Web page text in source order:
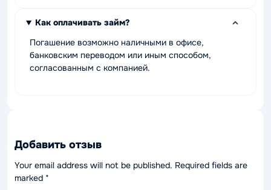
Как оплачивать займ?
Погашение возможно наличными в офисе,
банковским переводом или иным способом,
согласованным с компанией.
Добавить отзыв
Your email address will not be published. Required fields are
marked *